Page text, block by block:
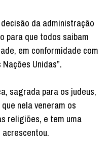
da administração
para que todos saibam
em conformidade com
Unidas”.
sagrada para os judeus,
nela veneram os
religiões, e tem uma
acrescentou.